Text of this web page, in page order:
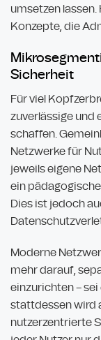
umsetzen
Konzepte, die
Sicherheit
Für viel
zuverlässige und
schaffen.
Netzwerke für
jeweils eigene
ein
Dies ist jedoch
Moderne
mehr darauf,
einzurichten –
stattdessen wird
nutzerzentrierte